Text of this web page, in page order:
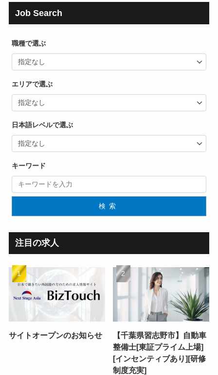
Job Search
職種で選ぶ
エリアで選ぶ
日本語レベルで選ぶ
キーワード
検索
注目の求人
サイトオープンのお知らせ
【千葉県習志野市】自動車
整備士[東証プライム上場]
[インセンティブあり][研修
制度充実]